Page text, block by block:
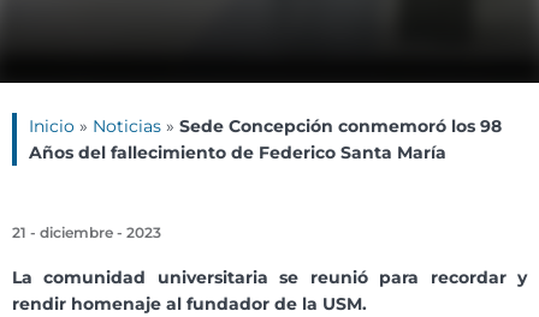
Inicio » Noticias » Sede Concepción conmemoró los 98
Años del fallecimiento de Federico Santa María
21 - diciembre - 2023
La comunidad universitaria se reunió para recordar y
rendir homenaje al fundador de la USM.